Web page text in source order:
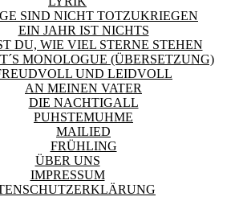
SIND NICHT TOTZUKRIEGEN
EIN JAHR IST NICHTS
DU, WIE VIEL STERNE STEHEN
MONOLOGUE (ÜBERSETZUNG)
UND LEIDVOLL
AN MEINEN VATER
DIE NACHTIGALL
PUHSTEMUHME
MAILIED
FRÜHLING
ÜBER UNS
IMPRESSUM